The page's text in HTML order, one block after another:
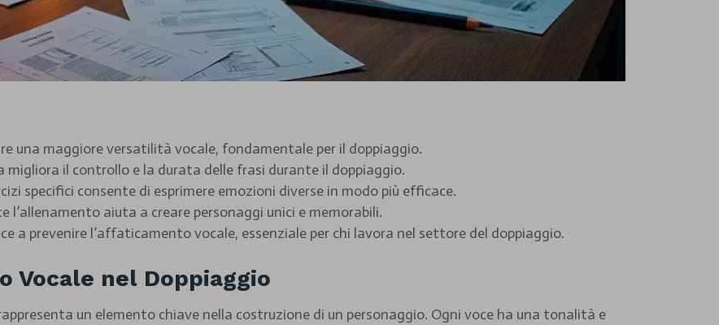
una maggiore versatilità vocale, fondamentale per il doppiaggio.
migliora il controllo e la durata delle frasi durante il doppiaggio.
specifici consente di esprimere emozioni diverse in modo più efficace.
l’allenamento aiuta a creare personaggi unici e memorabili.
a prevenire l’affaticamento vocale, essenziale per chi lavora nel settore del doppiaggio.
Vocale nel Doppiaggio
un elemento chiave nella costruzione di un personaggio. Ogni voce ha una tonalità e